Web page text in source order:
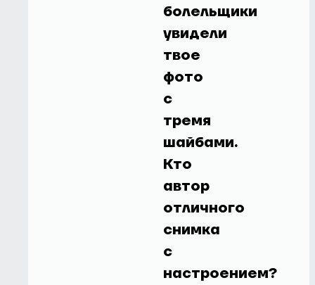
болельщики
увидели
твое
фото
с
тремя
шайбами.
Кто
автор
отличного
снимка
с
настроением?